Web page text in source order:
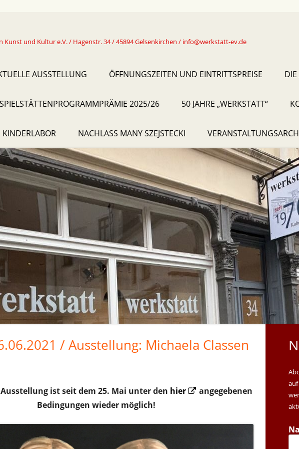
Kunst und Kultur e.V. / Hagenstr. 34 / 45894 Gelsenkirchen / info@werkstatt-ev.de
AUSSTELLUNG ÖFFNUNGSZEITEN UND EINTRITTSPREISE
SPIELSTÄTTENPROGRAMMPRÄMIE 2025/26 50 JAHRE „WERKSTATT“
KINDERLABOR NACHLASS MANY SZEJSTECKI
2019
2021
2022
2023
2024
2025
/ Ausstellung: Michaela Classen
ist seit dem 25. Mai unter den hier
Opens
angegebenen
Bedingungen wieder möglich!